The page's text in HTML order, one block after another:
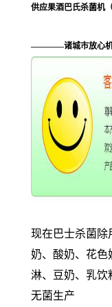
供应果酒巴氏杀菌机
————诸城市放心机
现在巴士杀菌
奶、酸奶、花
淋、豆奶、乳
无菌生产